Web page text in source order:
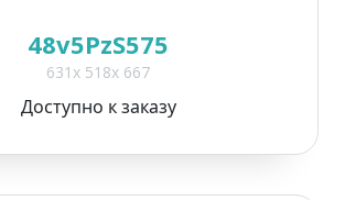
48v5PzS575
631x 518x 667
Доступно к заказу